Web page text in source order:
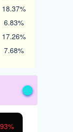
18.37%
6.83%
17.26%
7.68%